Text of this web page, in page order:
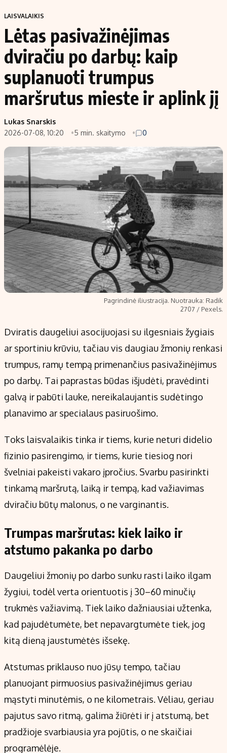
LAISVALAIKIS
Lėtas pasivažinėjimas
dviračiu po darbų: kaip
suplanuoti trumpus
maršrutus mieste ir aplink jį
Lukas Snarskis
2026-07-08, 10:20
5 min. skaitymo 0
Pagrindinė iliustracija. Nuotrauka: Radik
2707 / Pexels.
Dviratis daugeliui asocijuojasi su ilgesniais žygiais
ar sportiniu krūviu, tačiau vis daugiau žmonių renkasi
trumpus, ramų tempą primenančius pasivažinėjimus
po darbų. Tai paprastas būdas išjudėti, pravėdinti
galvą ir pabūti lauke, nereikalaujantis sudėtingo
planavimo ar specialaus pasiruošimo.
Toks laisvalaikis tinka ir tiems, kurie neturi didelio
fizinio pasirengimo, ir tiems, kurie tiesiog nori
švelniai pakeisti vakaro įpročius. Svarbu pasirinkti
tinkamą maršrutą, laiką ir tempą, kad važiavimas
dviračiu būtų malonus, o ne varginantis.
Trumpas maršrutas: kiek laiko ir
atstumo pakanka po darbo
Daugeliui žmonių po darbo sunku rasti laiko ilgam
žygiui, todėl verta orientuotis į 30–60 minučių
trukmės važiavimą. Tiek laiko dažniausiai užtenka,
kad pajudėtumėte, bet nepavargtumėte tiek, jog
kitą dieną jaustumėtės išsekę.
Atstumas priklauso nuo jūsų tempo, tačiau
planuojant pirmuosius pasivažinėjimus geriau
mąstyti minutėmis, o ne kilometrais. Vėliau, geriau
pajutus savo ritmą, galima žiūrėti ir į atstumą, bet
pradžioje svarbiausia yra pojūtis, o ne skaičiai
programėlėje.